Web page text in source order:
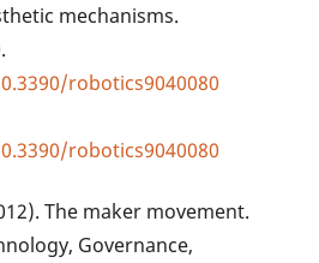
mechanisms.
robotics9040080
robotics9040080
The maker movement.
Governance,